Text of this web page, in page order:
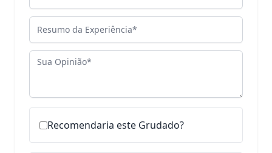
Resumo da Experiência
Sua Opinião
Recomendaria este Grudado?